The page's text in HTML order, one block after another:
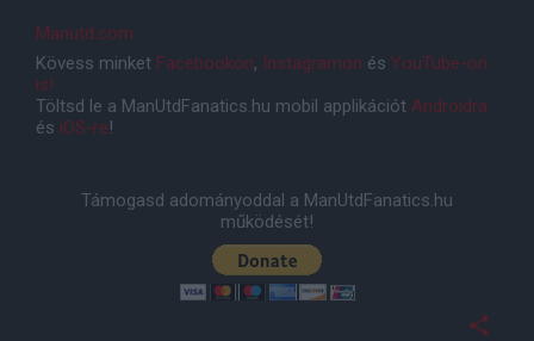
Manutd.com
Kövess minket Facebookon, Instagramon és YouTube-on
is!
Töltsd le a ManUtdFanatics.hu mobil applikációt Androidra
és iOS-re!
Támogasd adományoddal a ManUtdFanatics.hu
működését!